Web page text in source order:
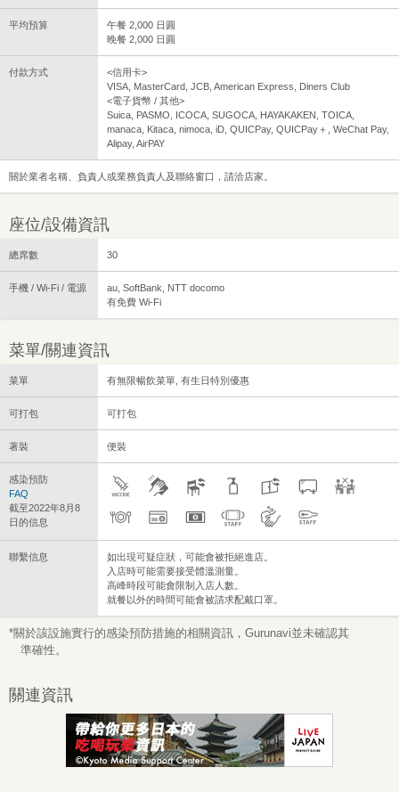
平均預算
午餐 2,000 日圓
晚餐 2,000 日圓
付款方式
<信用卡>
VISA, MasterCard, JCB, American Express, Diners Club
<電子貨幣 / 其他>
Suica, PASMO, ICOCA, SUGOCA, HAYAKAKEN, TOICA,
manaca, Kitaca, nimoca, iD, QUICPay, QUICPay＋, WeChat Pay,
Alipay, AirPAY
關於業者名稱、負責人或業務負責人及聯絡窗口，請洽店家。
座位/設備資訊
總席數 30
手機 / Wi-Fi / 電源
au, SoftBank, NTT docomo
有免費 Wi-Fi
菜單/關連資訊
菜單 有無限暢飲菜單, 有生日特別優惠
可打包 可打包
著裝 便裝
感染預防
FAQ
截至2022年8月8
日的信息
聯繫信息
如出現可疑症狀，可能會被拒絕進店。
入店時可能需要接受體溫測量。
高峰時段可能會限制入店人數。
就餐以外的時間可能會被請求配戴口罩。
*關於該設施實行的感染預防措施的相關資訊，Gurunavi並未確認其
準確性。
關連資訊